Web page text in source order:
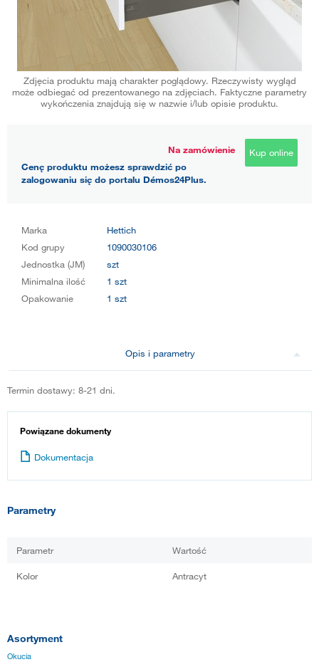
Zdjęcia produktu mają charakter poglądowy. Rzeczywisty wygląd
może odbiegać od prezentowanego na zdjęciach. Faktyczne parametry
wykończenia znajdują się w nazwie i/lub opisie produktu.
Na zamówienie
Cenę produktu możesz sprawdzić po
zalogowaniu się do portalu Démos24Plus.
Kup online
Marka
Hettich
Kod grupy
1090030106
Jednostka (JM)
szt
Minimalna ilość
1 szt
Opakowanie
1 szt
Opis i parametry
Termin dostawy: 8-21 dni.
Powiązane dokumenty
Dokumentacja
Parametry
Parametr Wartość
Kolor Antracyt
Asortyment
Okucia